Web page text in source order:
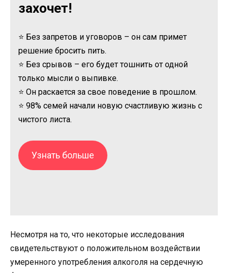
захочет!
⭐ Без запретов и уговоров – он сам примет
решение бросить пить.
⭐ Без срывов – его будет тошнить от одной
только мысли о выпивке.
⭐ Он раскается за свое поведение в прошлом.
⭐ 98% семей начали новую счастливую жизнь с
чистого листа.
Узнать больше
Несмотря на то, что некоторые исследования
свидетельствуют о положительном воздействии
умеренного употребления алкоголя на сердечную